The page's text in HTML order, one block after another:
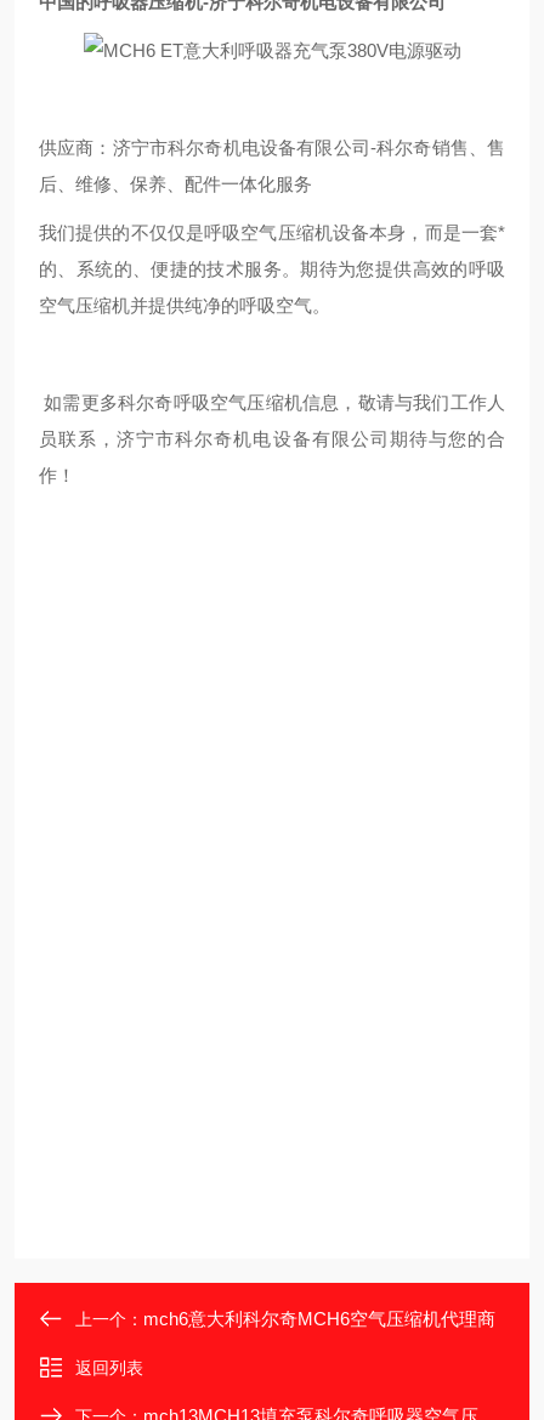
供应商：济宁市科尔奇机电设备有限公司-科尔奇销售、售
后、维修、保养、配件一体化服务
我们提供的不仅仅是呼吸空气压缩机设备本身，而是一套*
的、系统的、便捷的技术服务。期待为您提供高效的呼吸
空气压缩机并提供纯净的呼吸空气。
如需更多科尔奇呼吸空气压缩机信息，敬请与我们工作人
员联系，济宁市科尔奇机电设备有限公司期待与您的合
作！
上一个： mch6意大利科尔奇MCH6空气压缩机代理商
返回列表
mch13MCH13填充泵科尔奇呼吸器空气压缩机